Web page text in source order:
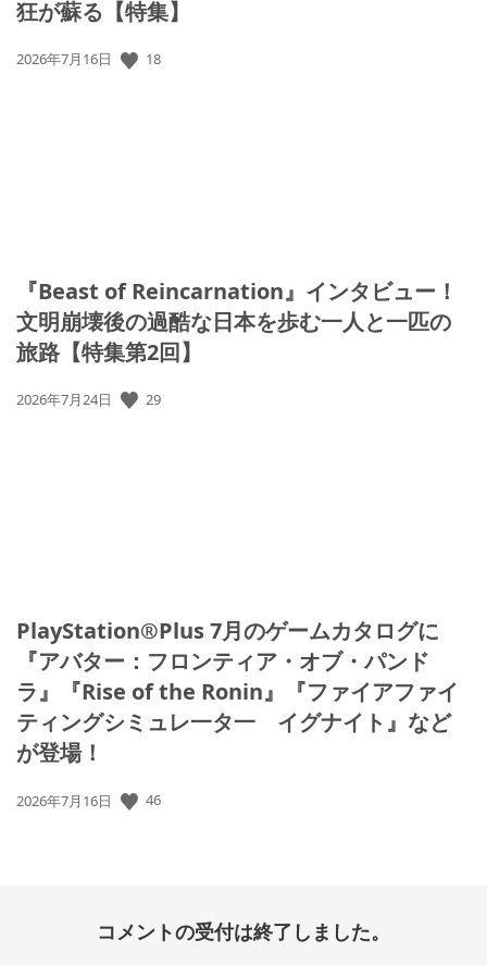
狂が蘇る【特集】
公
2026年7月16日 18
『Beast of Reincarnation』インタビュー！
文明崩壊後の過酷な日本を歩む一人と一匹の
旅路【特集第2回】
公
2026年7月24日 29
PlayStation®Plus 7月のゲームカタログに
『アバター：フロンティア・オブ・パンド
ラ』『Rise of the Ronin』『ファイアファイ
ティングシミュレ一タ一 イグナイト』など
が登場！
公
2026年7月16日 46
コメントの受付は終了しました。